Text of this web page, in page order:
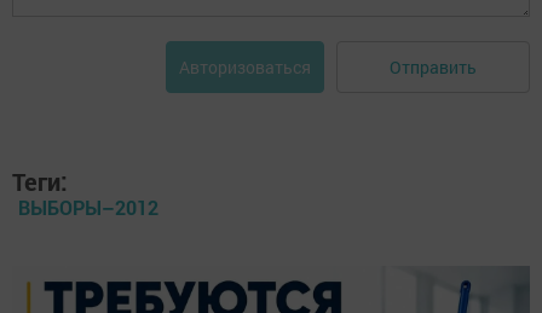
Авторизоваться Отправить
Теги:
ВЫБОРЫ–2012